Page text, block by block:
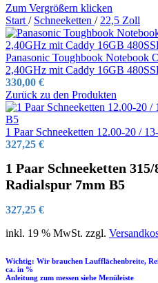
Zum Vergrößern klicken
Start / Schneeketten / 22,5 Zoll
Panasonic Toughbook Notebook
2,40GHz mit Caddy 16GB
330,00 €
Zurück zu den Produkten
1 Paar Schneeketten 12.00-20 /
327,25 €
1 Paar Schneeketten 315/
Radialspur 7mm B5
327,25 €
inkl. 19 % MwSt. zzgl.
Wichtig: Wir brauchen Laufflächenbreite,
ca. in %
Anleitung zum messen siehe Menüleiste